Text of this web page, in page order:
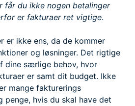
får du ikke nogen betalinger
er fakturaer ret vigtige.
er ikke ens, da de kommer
og løsninger. Det rigtige
dine særlige behov, hvor
er samt dit budget. Ikke
mange fakturerings
penge, hvis du skal have det